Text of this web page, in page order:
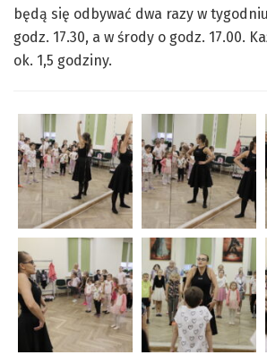
będą się odbywać dwa razy w
godz. 17.30, a w środy o godz. 17.00.
ok. 1,5 godziny.